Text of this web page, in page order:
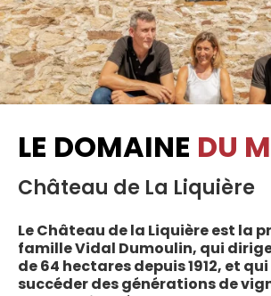
LE DOMAINE DU
Château de La Liquière
Le Château de la Liquière est la
famille Vidal Dumoulin, qui
de 64 hectares depuis 1912, et qui
succéder des générations de